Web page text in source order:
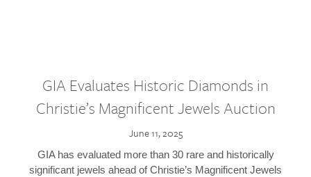
GIA Evaluates Historic Diamonds in
Christie’s Magnificent Jewels Auction
June 11, 2025
GIA has evaluated more than 30 rare and historically
significant jewels ahead of Christie’s Magnificent Jewels